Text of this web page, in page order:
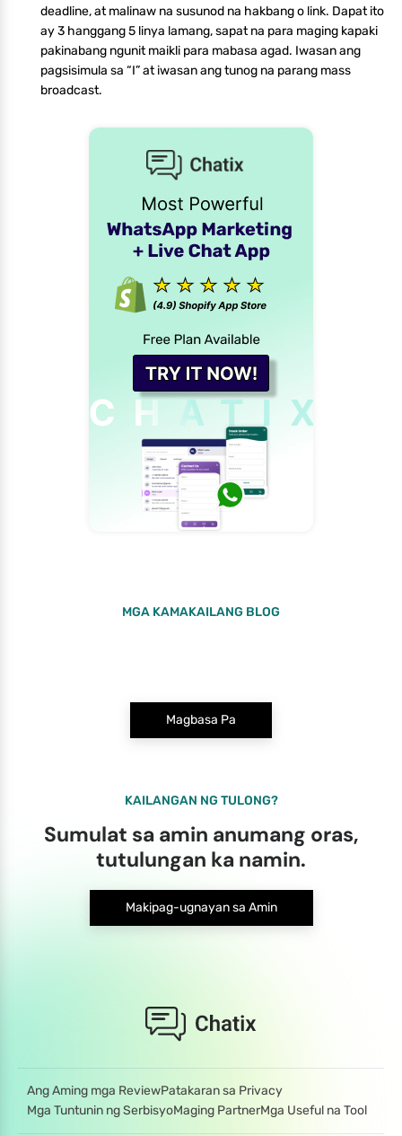
deadline, at malinaw na susunod na hakbang o link. Dapat ito
ay 3 hanggang 5 linya lamang, sapat na para maging kapaki
pakinabang ngunit maikli para mabasa agad. Iwasan ang
pagsisimula sa “I” at iwasan ang tunog na parang mass
broadcast.
MGA KAMAKAILANG BLOG
Magbasa Pa
KAILANGAN NG TULONG?
Sumulat sa amin anumang oras,
tutulungan ka namin.
Makipag-ugnayan sa Amin
Ang Aming mga ReviewPatakaran sa Privacy
Mga Tuntunin ng SerbisyoMaging PartnerMga Useful na Tool